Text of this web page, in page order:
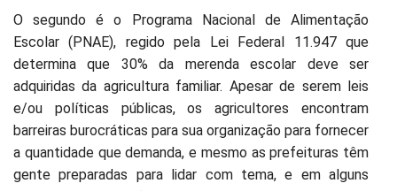
O segundo é o Programa Nacional de Alimentação
Escolar (PNAE), regido pela Lei Federal 11.947 que
determina que 30% da merenda escolar deve ser
adquiridas da agricultura familiar. Apesar de serem leis
e/ou políticas públicas, os agricultores encontram
barreiras burocráticas para sua organização para fornecer
a quantidade que demanda, e mesmo as prefeituras têm
gente preparadas para lidar com tema, e em alguns